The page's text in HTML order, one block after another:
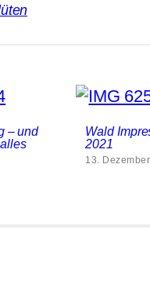
– und
Wald
2021
13.